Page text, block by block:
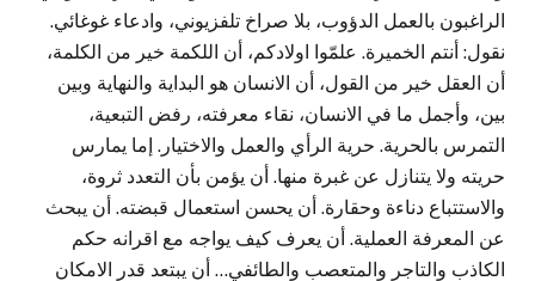
الراغبون بالعمل الدؤوب، بلا صراخ تلفزيوني، وادعاء غوغائي.
نقول: أنتم الخميرة. علمّوا اولادكم، أن اللكمة خير من الكلمة،
أن العقل خير من القول، أن الانسان هو البداية والنهاية وبين
بين، وأجمل ما في الانسان، نقاء معرفته، رفض التبعية،
التمرس بالحرية. حرية الرأي والعمل والاختيار. إما يمارس
حريته ولا يتنازل عن غبرة منها. أن يؤمن بأن التعدد ثروة،
والاستتباع دناءة وحقارة. أن يحسن استعمال قبضته. أن يبحث
عن المعرفة العملية. أن يعرف كيف يواجه مع اقرانه حكم
الكاذب والتاجر والمتعصب والطائفي… أن يبتعد قدر الامكان